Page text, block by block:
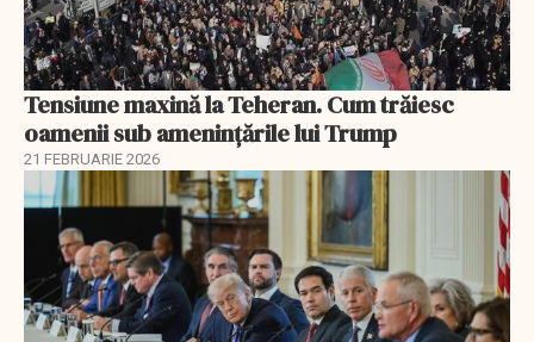
Tensiune maxină la Teheran. Cum trăiesc
oamenii sub amenințările lui Trump
21 FEBRUARIE 2026